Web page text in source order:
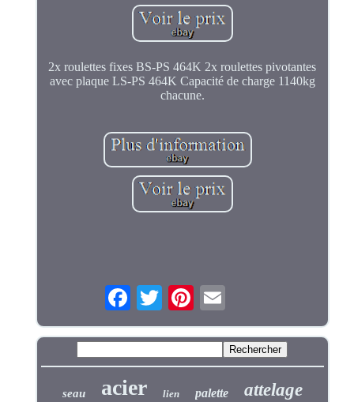
2x roulettes fixes BS-PS 464K 2x roulettes pivotantes
avec plaque LS-PS 464K Capacité de charge 1140kg
chacune.
seau acier lien palette attelage